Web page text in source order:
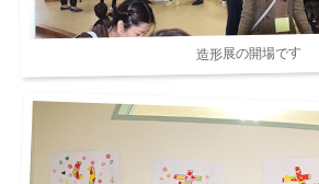
造形展の開場です